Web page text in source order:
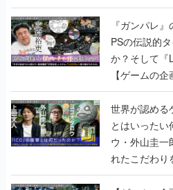
書】
『ガンパレ
PSの伝説的
か？そして『
【ゲームの企
世界が認める
とはいったい
ウ・外山圭一
れたこだわり
画書】